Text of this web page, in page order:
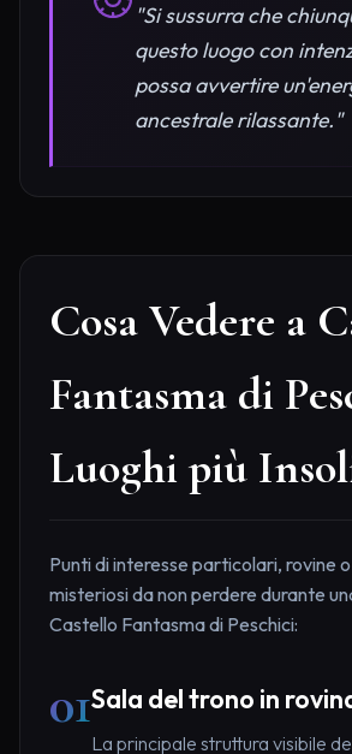
"Si sussurra che
questo luogo con
possa avvertire
ancestrale rilassante."
Cosa Vedere a
Fantasma di
Luoghi più
Punti di interesse particolari, rovine
misteriosi da non perdere durante
Castello Fantasma di Peschici:
01Sala del trono in
La principale struttura visibile